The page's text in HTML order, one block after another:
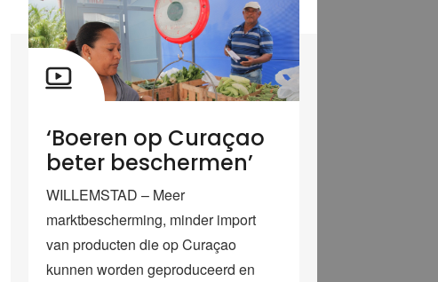
‘Boeren op Curaçao
beter beschermen’
WILLEMSTAD – Meer
marktbescherming, minder import
van producten die op Curaçao
kunnen worden geproduceerd en